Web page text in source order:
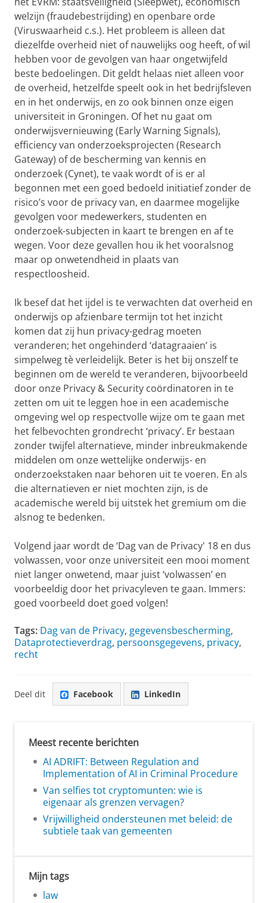
welzijn (fraudebestrijding) en openbare orde
(Viruswaarheid c.s.). Het probleem is alleen dat
diezelfde overheid niet of nauwelijks oog heeft, of wil
hebben voor de gevolgen van haar ongetwijfeld
beste bedoelingen. Dit geldt helaas niet alleen voor
de overheid, hetzelfde speelt ook in het bedrijfsleven
en in het onderwijs, en zo ook binnen onze eigen
universiteit in Groningen. Of het nu gaat om
onderwijsvernieuwing (Early Warning Signals),
efficiency van onderzoeksprojecten (Research
Gateway) of de bescherming van kennis en
onderzoek (Cynet), te vaak wordt of is er al
begonnen met een goed bedoeld initiatief zonder de
risico’s voor de privacy van, en daarmee mogelijke
gevolgen voor medewerkers, studenten en
onderzoek-subjecten in kaart te brengen en af te
wegen. Voor deze gevallen hou ik het vooralsnog
maar op onwetendheid in plaats van
respectloosheid.
Ik besef dat het ijdel is te verwachten dat overheid en
onderwijs op afzienbare termijn tot het inzicht
komen dat zij hun privacy-gedrag moeten
veranderen; het ongehinderd ‘datagraaien’ is
simpelweg tè verleidelijk. Beter is het bij onszelf te
beginnen om de wereld te veranderen, bijvoorbeeld
door onze Privacy & Security coördinatoren in te
zetten om uit te leggen hoe in een academische
omgeving wel op respectvolle wijze om te gaan met
het felbevochten grondrecht ‘privacy’. Er bestaan
zonder twijfel alternatieve, minder inbreukmakende
middelen om onze wettelijke onderwijs- en
onderzoekstaken naar behoren uit te voeren. En als
die alternatieven er niet mochten zijn, is de
academische wereld bij uitstek het gremium om die
alsnog te bedenken.
Volgend jaar wordt de ‘Dag van de Privacy' 18 en dus
volwassen, voor onze universiteit een mooi moment
niet langer onwetend, maar juist ‘volwassen’ en
voorbeeldig door het privacyleven te gaan. Immers:
goed voorbeeld doet goed volgen!
Tags: Dag van de Privacy, gegevensbescherming,
Dataprotectieverdrag, persoonsgegevens, privacy,
recht
Deel dit Facebook LinkedIn
Meest recente berichten
AI ADRIFT: Between Regulation and
Implementation of AI in Criminal Procedure
Van selfies tot cryptomunten: wie is
eigenaar als grenzen vervagen?
Vrijwilligheid ondersteunen met beleid: de
subtiele taak van gemeenten
Mijn tags
law